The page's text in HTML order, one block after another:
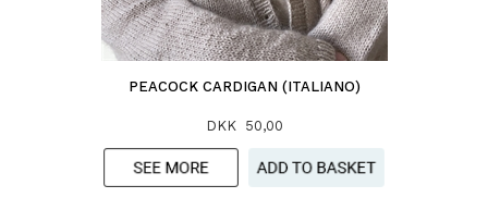
PEACOCK CARDIGAN (ITALIANO)
DKK 50,00